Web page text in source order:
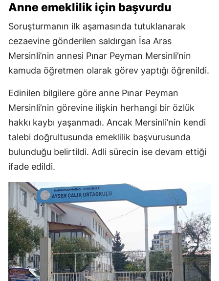
Anne emeklilik için başvurdu
Soruşturmanın ilk aşamasında tutuklanarak
cezaevine gönderilen saldırgan İsa Aras
Mersinli’nin annesi Pınar Peyman Mersinli’nin
kamuda öğretmen olarak görev yaptığı öğrenildi.
Edinilen bilgilere göre anne Pınar Peyman
Mersinli’nin görevine ilişkin herhangi bir özlük
hakkı kaybı yaşanmadı. Ancak Mersinli’nin kendi
talebi doğrultusunda emeklilik başvurusunda
bulunduğu belirtildi. Adli sürecin ise devam ettiği
ifade edildi.